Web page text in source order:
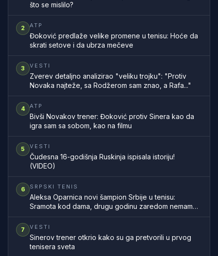
što se mislilo?
2 ATP
Đoković predlaže velike promene u tenisu: Hoće da
skrati setove i da ubrza mečeve
3 VESTI
Zverev detaljno analizirao "veliku trojku": "Protiv
Novaka najteže, sa Rodžerom sam znao, a Rafa..."
4 ATP
Bivši Novakov trener: Đoković protiv Sinera kao da
igra sam sa sobom, kao na filmu
5 VESTI
Čudesna 16-godišnja Ruskinja ispisala istoriju!
(VIDEO)
6 SRPSKI TENIS
Aleksa Oparnica novi šampion Srbije u tenisu:
Sramota kod dama, drugu godinu zaredom nemamo
7 VESTI
Sinerov trener otkrio kako su ga pretvorili u prvog
tenisera sveta